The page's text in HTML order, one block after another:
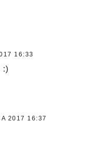
16:33
:)
2017 16:37